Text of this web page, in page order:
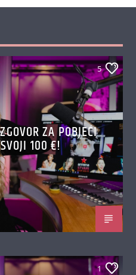
5
ZA POBJEĆI
100 €!
1